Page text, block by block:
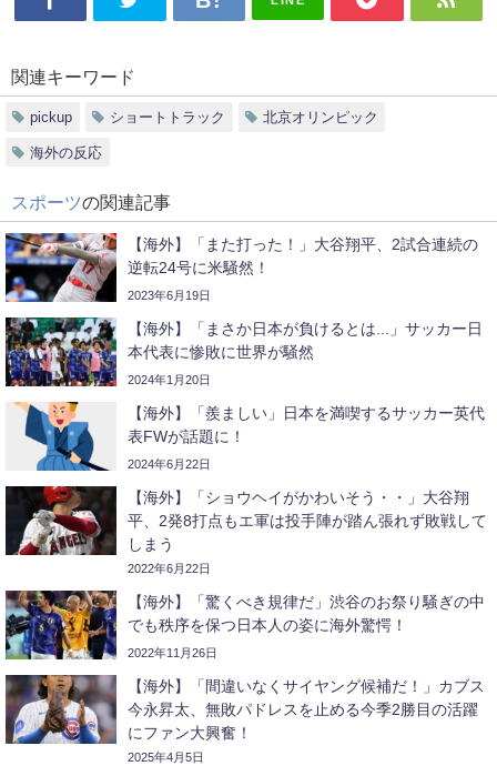
関連キーワード
pickup ショートトラック 北京オリンピック
海外の反応
スポーツの関連記事
【海外】「また打った！」大谷翔平、2試合連続の
逆転24号に米騒然！
2023年6月19日
【海外】「まさか日本が負けるとは...」サッカー日
本代表に惨敗に世界が騒然
2024年1月20日
【海外】「羨ましい」日本を満喫するサッカー英代
表FWが話題に！
2024年6月22日
【海外】「ショウヘイがかわいそう・・」大谷翔
平、2発8打点もエ軍は投手陣が踏ん張れず敗戦して
しまう
2022年6月22日
【海外】「驚くべき規律だ」渋谷のお祭り騒ぎの中
でも秩序を保つ日本人の姿に海外驚愕！
2022年11月26日
【海外】「間違いなくサイヤング候補だ！」カブス
今永昇太、無敗パドレスを止める今季2勝目の活躍
にファン大興奮！
2025年4月5日